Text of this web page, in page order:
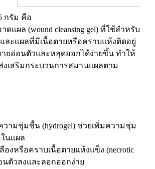
กรัม คือ
ดแผล (wound cleansing gel) ที่ใช้สำหรับ
และแผลที่มีเนื้อตายหรือคราบแห้งติดอยู่
ายอ่อนตัวและหลุดออกได้ง่ายขึ้น ทำให้
งเสริมกระบวนการสมานแผลตาม
วามชุ่มชื้น (hydrogel) ช่วยเพิ่มความชุ่ม
นแผล
องหรือคราบเนื้อตายแห้งแข็ง (necrotic
อนตัวลงและลอกออกง่าย